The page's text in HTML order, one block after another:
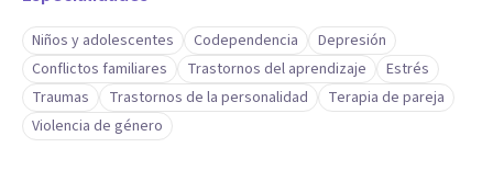
Niños y adolescentes Codependencia
Depresión
Conflictos familiares
Trastornos del aprendizaje
Estrés
Traumas
Trastornos de la personalidad
Terapia de pareja
Violencia de género